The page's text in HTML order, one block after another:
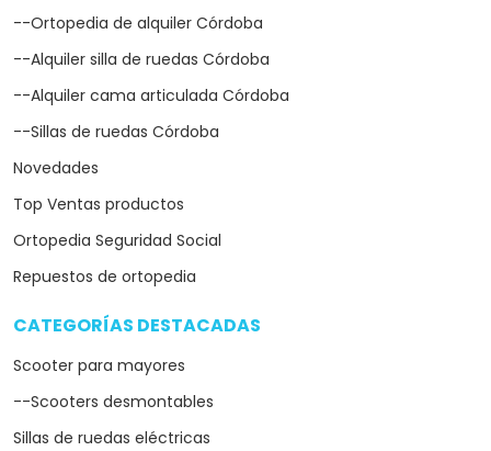
--Ortopedia de alquiler Córdoba
--Alquiler silla de ruedas Córdoba
--Alquiler cama articulada Córdoba
--Sillas de ruedas Córdoba
Novedades
Top Ventas productos
Ortopedia Seguridad Social
Repuestos de ortopedia
CATEGORÍAS DESTACADAS
Scooter para mayores
--Scooters desmontables
Sillas de ruedas eléctricas